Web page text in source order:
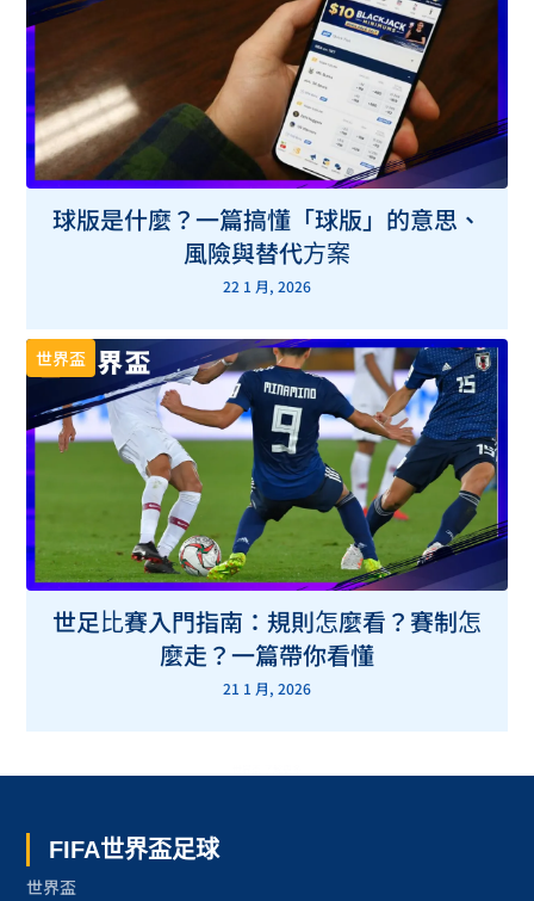
球版是什麼？一篇搞懂「球版」的意思、
風險與替代方案
22 1 月, 2026
世界盃
世足比賽入門指南：規則怎麼看？賽制怎
麼走？一篇帶你看懂
21 1 月, 2026
FIFA世界盃足球
世界盃